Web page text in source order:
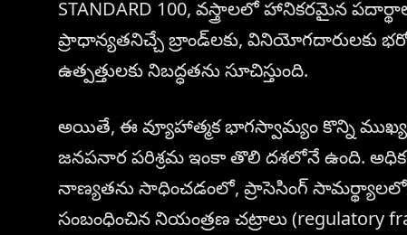
STANDARD 100, వస్త్రాలలో హానికరమైన
ప్రాధాన్యతనిచ్చే బ్రాండ్‌లకు, వినియోగదారులకు
ఉత్పత్తులకు నిబద్ధతను సూచిస్తుంది.
అయితే, ఈ వ్యూహాత్మక భాగస్వామ్యం కొన్ని
జనపనార పరిశ్రమ ఇంకా తొలి దశలోనే ఉంది.
నాణ్యతను సాధించడంలో, ప్రాసెసింగ్
సంబంధించిన నియంత్రణ చట్రాలు (regulatory